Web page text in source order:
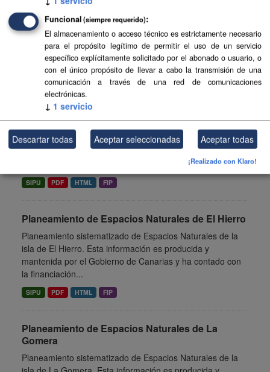
Planeamiento sistematizado de Espacios Naturales de la
isla de Lanzarote. Esta información es producida y
mantenida por el Gobierno de Canarias y ha contado con
la financiación...
PDF HTML FIP
Planeamiento de Espacios Naturales de
Fuerteventura
Planeamiento sistematizado de Espacios Naturales de la
isla de Fuerteventura. Esta información es producida y
mantenida por el Gobierno de Canarias y ha contado con
SIPU PDF HTML FIP
Planeamiento de Espacios Naturales de El Hierro
Planeamiento sistematizado de Espacios Naturales de la
isla de El Hierro. Esta información es producida y
mantenida por el Gobierno de Canarias y ha contado con
la financiación...
SIPU PDF HTML FIP
Planeamiento de Espacios Naturales de La
Gomera
Planeamiento sistematizado de Espacios Naturales de la
Funcional (siempre requerido)
El almacenamiento o acceso técnico es estrictamente necesario
para el propósito legítimo de permitir el uso de un servicio
específico explícitamente solicitado por el abonado o usuario, o
con el único propósito de llevar a cabo la transmisión de una
comunicación a través de una red de comunicaciones
electrónicas.
↓ 1 servicio
Descartar todas Aceptar seleccionadas Aceptar todas
¡Realizado con Klaro!